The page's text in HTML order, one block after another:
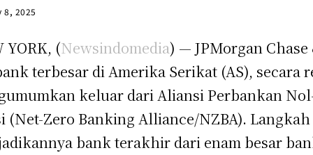
8, 2025
YORK, (Newsindomedia) — JPMorgan Chase
terbesar di Amerika Serikat (AS), secara
keluar dari Aliansi Perbankan
(Net-Zero Banking Alliance/NZBA).
bank terakhir dari enam besar